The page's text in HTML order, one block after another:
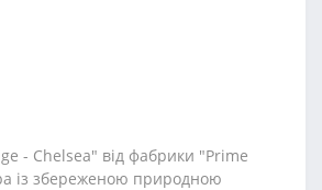
- Chelsea" від фабрики "Prime
із збереженою природною